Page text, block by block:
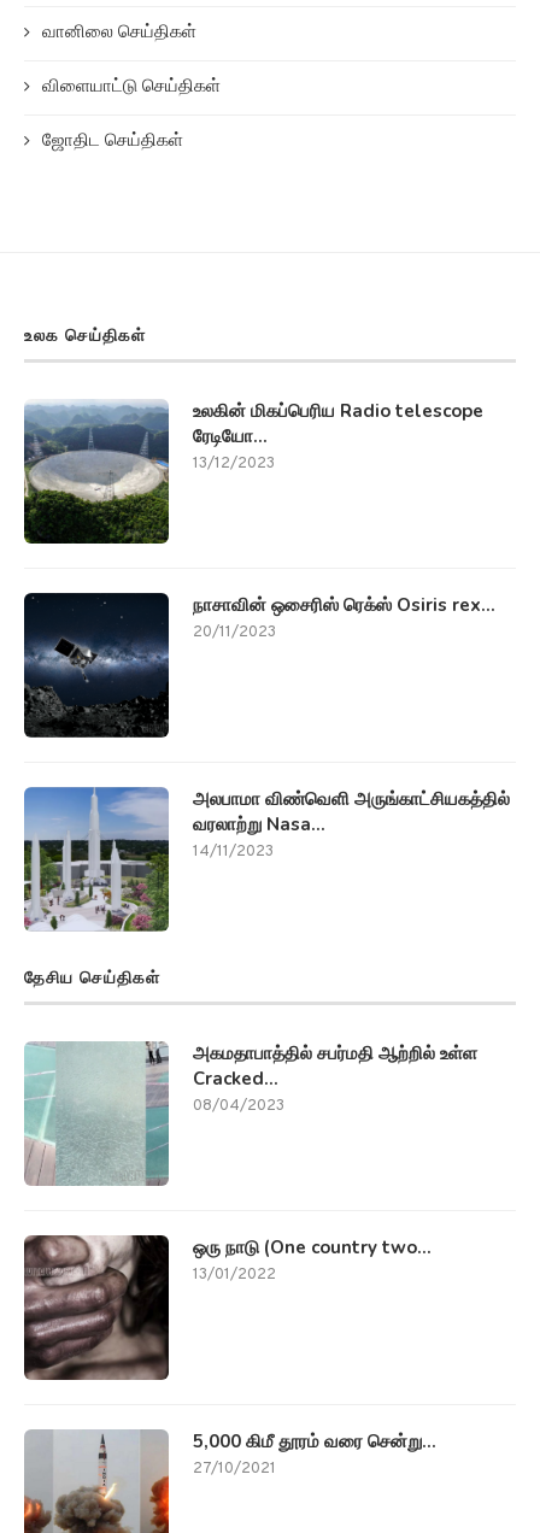
வானிலை செய்திகள்
விளையாட்டு செய்திகள்
ஜோதிட செய்திகள்
உலக செய்திகள்
உலகின் மிகப்பெரிய Radio telescope
ரேடியோ...
13/12/2023
நாசாவின் ஒசைரிஸ் ரெக்ஸ் Osiris rex...
20/11/2023
அலபாமா விண்வெளி அருங்காட்சியகத்தில்
வரலாற்று Nasa...
14/11/2023
தேசிய செய்திகள்
அகமதாபாத்தில் சபர்மதி ஆற்றில் உள்ள
Cracked...
08/04/2023
ஒரு நாடு (One country two...
13/01/2022
5,000 கிமீ தூரம் வரை சென்று...
27/10/2021